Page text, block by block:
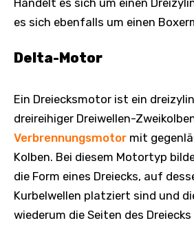
Handelt es sich um einen
es sich ebenfalls um einen
Delta-Motor
Ein Dreiecksmotor ist ein
dreireihiger Dreiwellen-
Verbrennungsmotor mit
Kolben. Bei diesem Motortyp
die Form eines Dreiecks, auf
Kurbelwellen platziert sind und
wiederum die Seiten des Dreiecks